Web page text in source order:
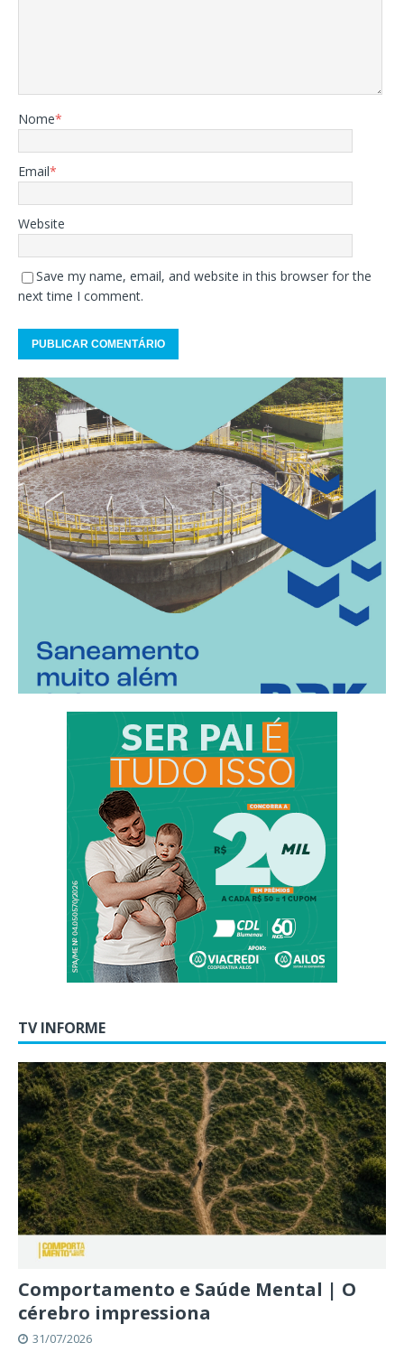
Nome*
Email*
Website
Save my name, email, and website in this browser for the
next time I comment.
TV INFORME
Comportamento e Saúde Mental | O
cérebro impressiona
31/07/2026